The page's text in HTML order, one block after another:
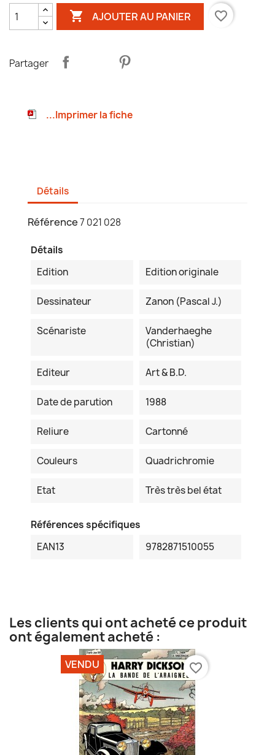
 AJOUTER AU PANIER favorite_border
Partager
...Imprimer la fiche
Détails
Référence7 021 028
Détails
Edition
Edition originale
Dessinateur Zanon (Pascal J.)
Scénariste
Vanderhaeghe
(Christian)
Editeur Art & B.D.
Date de parution 1988
Reliure Cartonné
Couleurs Quadrichromie
Etat Très très bel état
Références spécifiques
EAN13
9782871510055
Les clients qui ont acheté ce produit
ont également acheté :
VENDU favorite_border